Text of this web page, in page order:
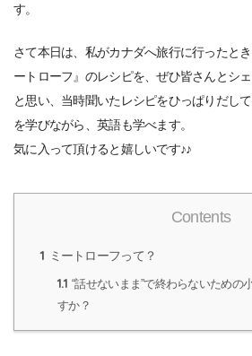
す。
さて本日は、私がカナダへ旅行に行ったと
ートローフ』のレシピを、ぜひ皆さんとシェ
と思い、当時聞いたレシピをひっぱりだし
を学びながら、英語も学べます。
気に入って頂けると嬉しいです♪♪
Contents
1 ミートローフって？
1.1 “話せないまま”で終わらないための
すか？